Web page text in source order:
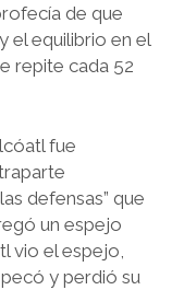
de que
el equilibrio en el
repite cada 52
fue
defensas” que
un espejo
vio el espejo,
y perdió su